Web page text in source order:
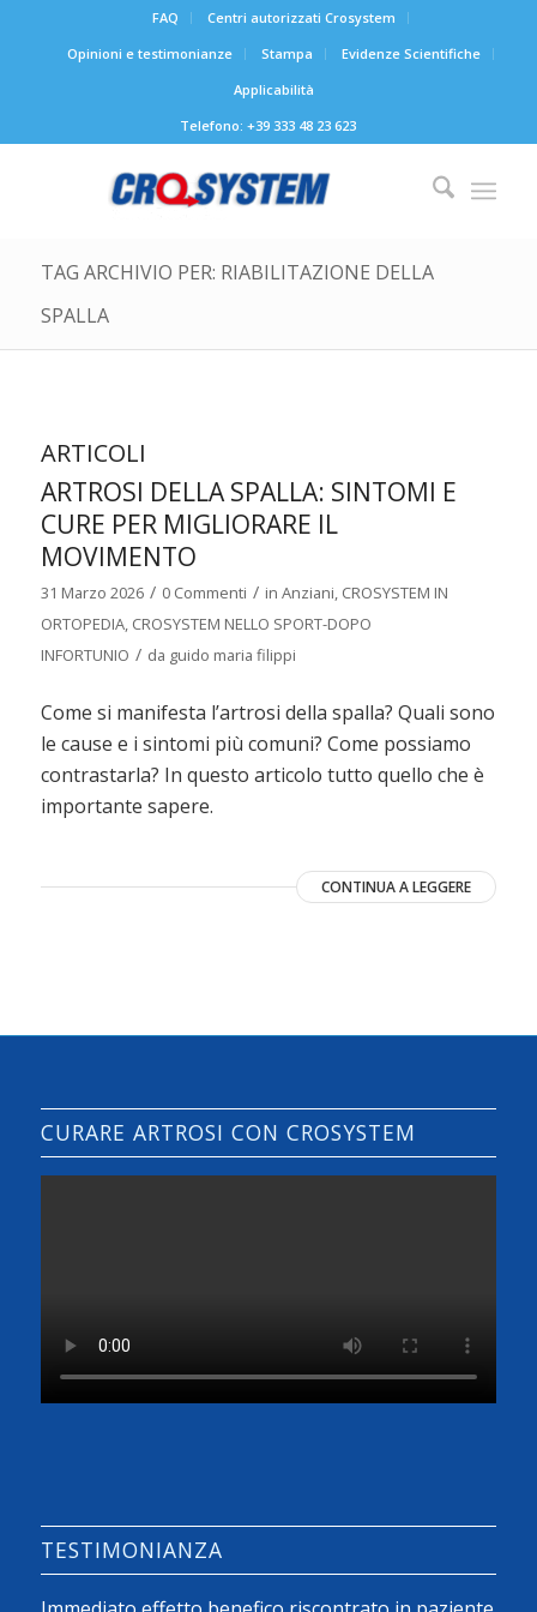
FAQ
Centri autorizzati Crosystem
Opinioni e testimonianze
Stampa
Evidenze Scientifiche
Applicabilità
Telefono: +39 333 48 23 623
TAG ARCHIVIO PER: RIABILITAZIONE DELLA
SPALLA
ARTICOLI
ARTROSI DELLA SPALLA: SINTOMI E
CURE PER MIGLIORARE IL
MOVIMENTO
31 Marzo 2026 / 0 Commenti / in Anziani, CROSYSTEM IN
ORTOPEDIA, CROSYSTEM NELLO SPORT-DOPO
INFORTUNIO / da guido maria filippi
Come si manifesta l’artrosi della spalla? Quali sono
le cause e i sintomi più comuni? Come possiamo
contrastarla? In questo articolo tutto quello che è
importante sapere.
CONTINUA A LEGGERE
CURARE ARTROSI CON CROSYSTEM
TESTIMONIANZA